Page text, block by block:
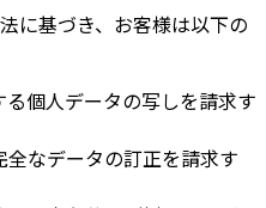
に基づき、お客様は以下の
る個人データの写しを請求す
なデータの訂正を請求す